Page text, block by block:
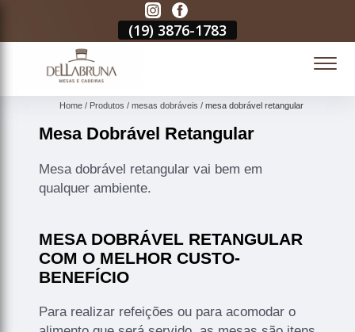
(19) 3876-1783
Home Produtos mesas dobráveis mesa dobrável retangular
Mesa Dobrável Retangular
Mesa dobrável retangular vai bem em
qualquer ambiente.
MESA DOBRÁVEL RETANGULAR
COM O MELHOR CUSTO-
BENEFÍCIO
Para realizar refeições ou para acomodar o